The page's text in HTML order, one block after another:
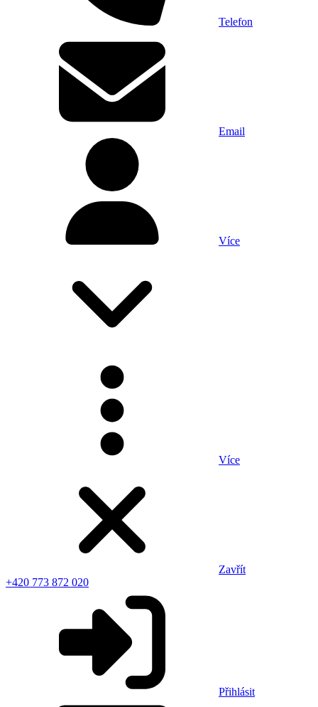
Telefon
Email
Více
Více
Zavřít
+420 773 872 020
Přihlásit